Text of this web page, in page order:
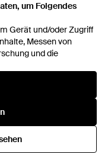
um Folgendes
Gerät und/oder Zugriff
Messen von
und die
um Folgendes
Gerät und/oder Zugriff
Messen von
und die
€
- Rot